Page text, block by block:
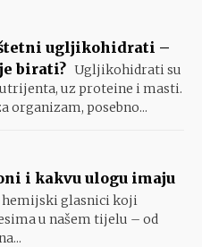
ugljikohidrati –
birati? Ugljikohidrati su
uz proteine i masti.
organizam, posebno...
i kakvu ulogu imaju
glasnici koji
u našem tijelu – od